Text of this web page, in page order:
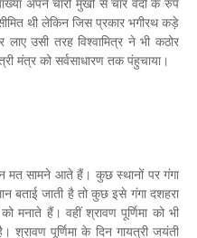
थी लेकिन जिस प्रकार भगीरथ कड़े
उसी तरह विश्वामित्र ने भी कठोर
मंत्र को सर्वसाधारण तक पंहुचाया।
मत सामने आते हैं। कुछ स्थानों पर गंगा
बताई जाती है तो कुछ इसे गंगा दशहरा
मनाते हैं। वहीं श्रावण पूर्णिमा को भी
श्रावण पूर्णिमा के दिन गायत्री जयंती